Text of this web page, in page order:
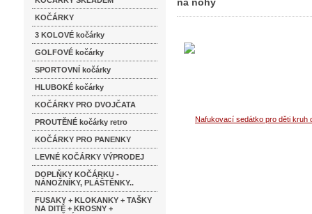
KOČÁRKY
3 KOLOVÉ kočárky
GOLFOVÉ kočárky
SPORTOVNÍ kočárky
HLUBOKÉ kočárky
KOČÁRKY PRO DVOJČATA
PROUTĚNÉ kočárky retro
KOČÁRKY PRO PANENKY
LEVNÉ KOČÁRKY VÝPRODEJ
DOPLŇKY KOČÁRKU -
NÁNOŽNÍKY, PLÁŠTĚNKY..
FUSAKY + KLOKANKY + TAŠKY
NA DITĚ + KROSNY +